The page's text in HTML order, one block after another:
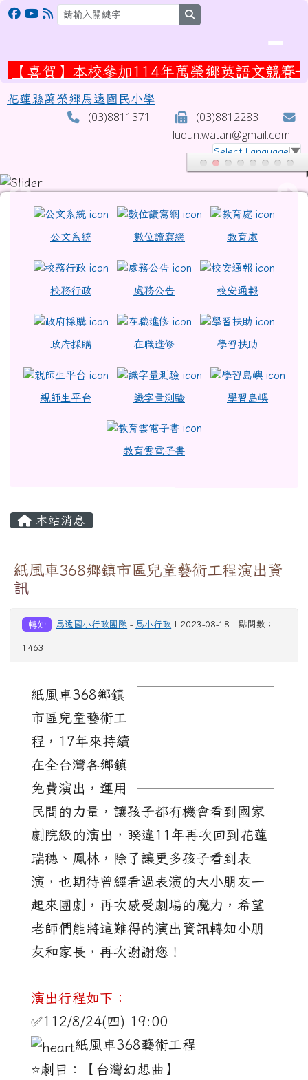
跳至主內容區
花蓮縣萬榮鄉馬遠國民小學
賀】本校參加114年萬榮鄉英語文競賽—榮
花蓮縣萬榮鄉馬遠國民小學
(03)8811371
(03)8812283
ludun.watan@gmail.com
Select Language ▼
公文系統 數位讀寫網 教育處
校務行政 處務公告 校安通報
政府採購 在職進修 學習扶助
親師生平台 識字量測驗 學習島嶼
教育雲電子書
本站消息
紙風車368鄉鎮市區兒童藝術工程演出資
訊
轉知 馬遠國小行政團隊 - 馬小行政 | 2023-08-18 | 點閱數：
1463
紙風車368鄉鎮
市區兒童藝術工
程，17年來持續
在全台灣各鄉鎮
免費演出，運用
民間的力量，讓孩子都有機會看到國家
劇院級的演出，睽違11年再次回到花蓮
瑞穗、鳳林，除了讓更多孩子看到表
演，也期待曾經看過表演的大小朋友一
起來團劇，再次感受劇場的魔力 ， 希望
老師們能將這難得的演出資訊轉知小朋
友和家長，再次謝謝您！
演出行程如下：
✅112/8/24(四) 19:00
紙風車368藝術工程
⭐️劇目：【台灣幻想曲】
頁尾區域